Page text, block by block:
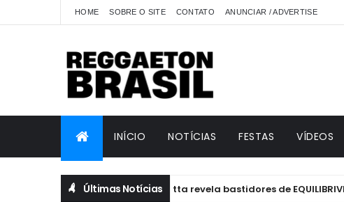
HOME SOBRE O SITE CONTATO ANUNCIAR / ADVERTISE
INÍCIO NOTÍCIAS FESTAS VÍDEOS
Últimas Notícias
ANITTA Anitta revela bastidores de EQUILIBRIVM: